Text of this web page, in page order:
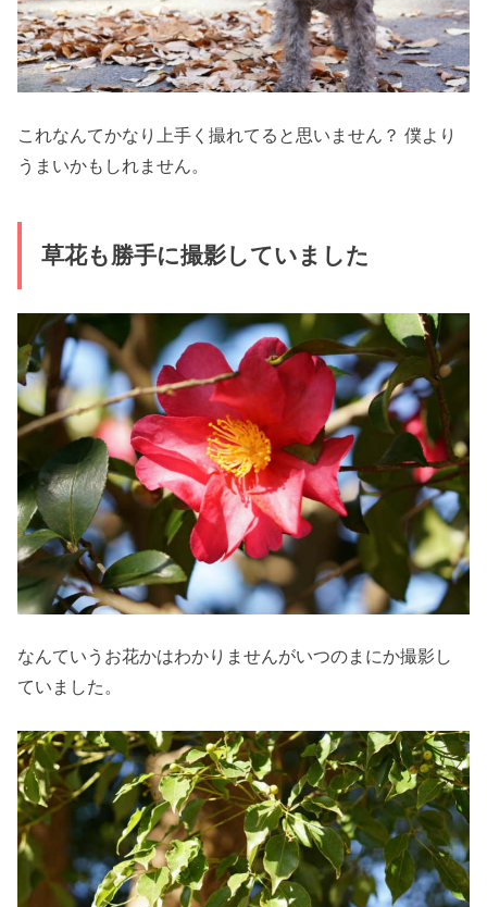
これなんてかなり上手く撮れてると思いません？ 僕より
うまいかもしれません。
草花も勝手に撮影していました
なんていうお花かはわかりませんがいつのまにか撮影し
ていました。